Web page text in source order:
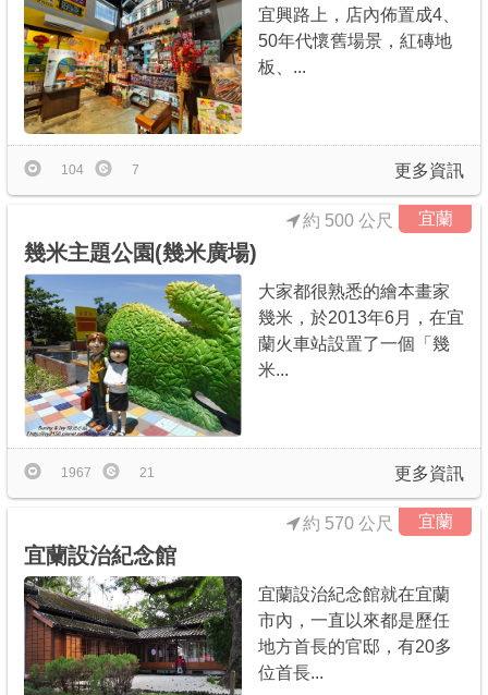
宜興路上，店內佈置成4、
50年代懷舊場景，紅磚地
板、...
更多資訊
104 7
宜蘭
約 500 公尺
幾米主題公園(幾米廣場)
大家都很熟悉的繪本畫家
幾米，於2013年6月，在宜
蘭火車站設置了一個「幾
米...
更多資訊
1967 21
宜蘭
約 570 公尺
宜蘭設治紀念館
宜蘭設治紀念館就在宜蘭
市內，一直以來都是歷任
地方首長的官邸，有20多
位首長...